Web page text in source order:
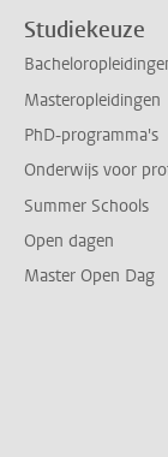
Studiekeuze
Masteropleidingen
PhD-programma's
Onderwijs voor
Summer Schools
Open dagen
Master Open Dag